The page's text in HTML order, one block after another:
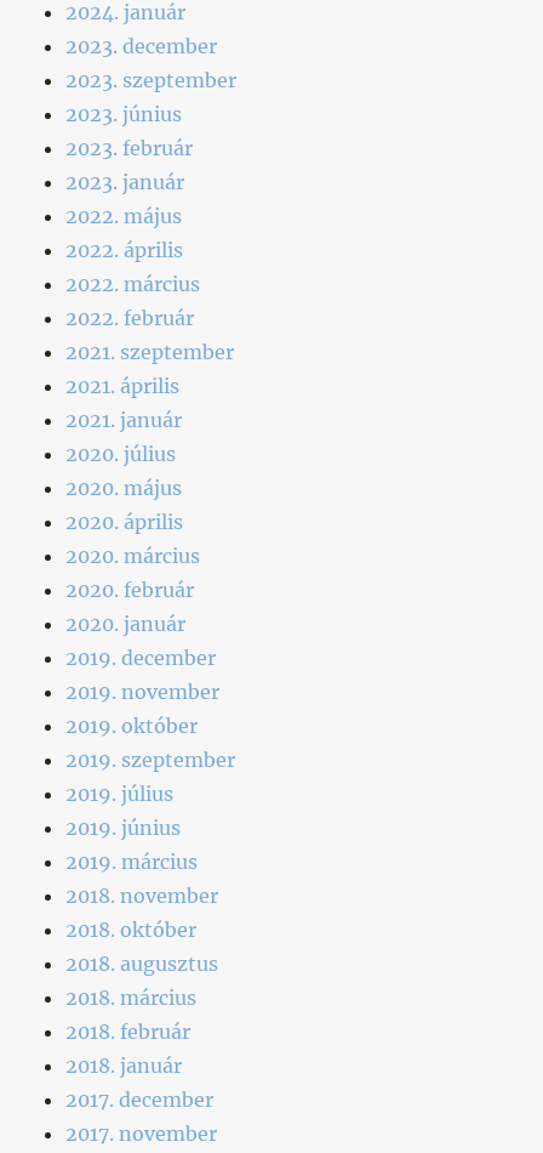
2024. január
2023. december
2023. szeptember
2023. június
2023. február
2023. január
2022. május
2022. április
2022. március
2022. február
2021. szeptember
2021. április
2021. január
2020. július
2020. május
2020. április
2020. március
2020. február
2020. január
2019. december
2019. november
2019. október
2019. szeptember
2019. július
2019. június
2019. március
2018. november
2018. október
2018. augusztus
2018. március
2018. február
2018. január
2017. december
2017. november